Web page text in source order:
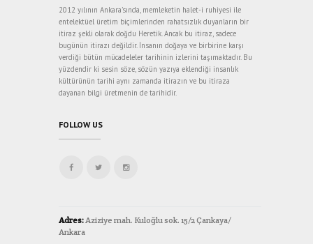
2012 yılının Ankara’sında, memleketin halet-i ruhiyesi ile
entelektüel üretim biçimlerinden rahatsızlık duyanların bir
itiraz şekli olarak doğdu Heretik. Ancak bu itiraz, sadece
bugünün itirazı değildir. İnsanın doğaya ve birbirine karşı
verdiği bütün mücadeleler tarihinin izlerini taşımaktadır. Bu
yüzdendir ki sesin söze, sözün yazıya eklendiği insanlık
kültürünün tarihi aynı zamanda itirazın ve bu itiraza
dayanan bilgi üretmenin de tarihidir.
FOLLOW US
Adres:Aziziye mah. Kuloğlu sok. 15/2 Çankaya/
Ankara